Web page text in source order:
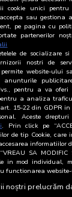
cookie unici
sau gestiona
pe pagina cu
partenerilor
de socializare
nostri de
website-ului
anunturile
pentru a va
a analiza
15-22 din GDPR
Aceste
. Prin click pe
de tip Cookie, care
informatiilor
SA MODIFIC
in mod individual,
functionarea
noștri prelucrăm